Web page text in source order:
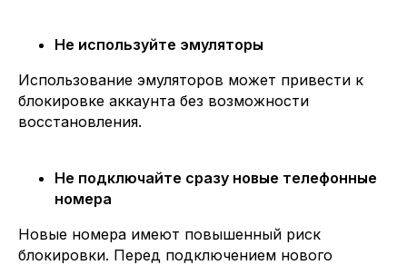
Не используйте эмуляторы
Использование эмуляторов может привести к
блокировке аккаунта без возможности
восстановления.
Не подключайте сразу новые телефонные
номера
Новые номера имеют повышенный риск
блокировки. Перед подключением нового